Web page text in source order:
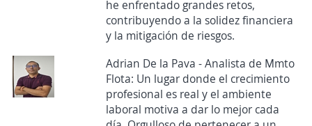
he enfrentado grandes retos,
contribuyendo a la solidez financiera
y la mitigación de riesgos.
Adrian De la Pava - Analista de Mmto
Flota: Un lugar donde el crecimiento
profesional es real y el ambiente
laboral motiva a dar lo mejor cada